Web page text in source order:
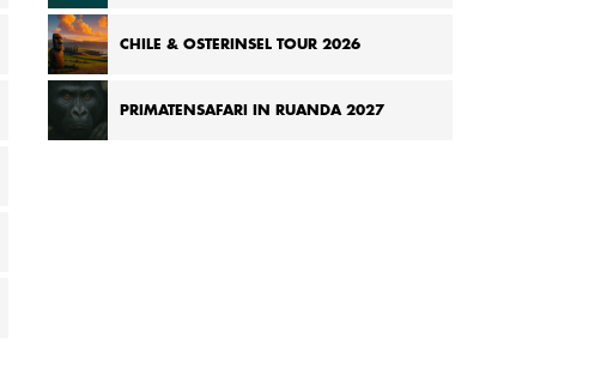
CHILE & OSTERINSEL TOUR 2026
PRIMATENSAFARI IN RUANDA 2027